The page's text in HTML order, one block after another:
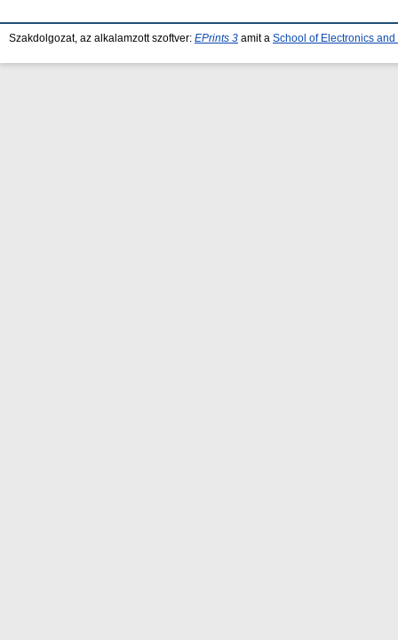
Szakdolgozat, az alkalamzott szoftver: EPrints 3 amit a School of Electronics